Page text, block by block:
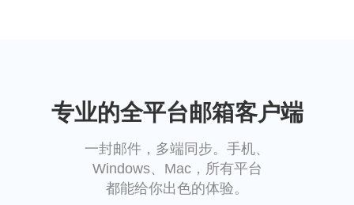
专业的全平台邮箱客户端
一封邮件，多端同步。手机、
Windows、Mac，所有平台
都能给你出色的体验。